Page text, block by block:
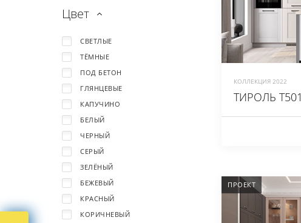
Цвет
СВЕТЛЫЕ
ТЁМНЫЕ
ПОД БЕТОН
ГЛЯНЦЕВЫЕ
КАПУЧИНО
БЕЛЫЙ
ЧЕРНЫЙ
СЕРЫЙ
ЗЕЛЁНЫЙ
БЕЖЕВЫЙ
КРАСНЫЙ
КОРИЧНЕВЫЙ
КОЛЛЕКЦИЯ 2022
ТИРОЛЬ Т501
ПРОЕКТ